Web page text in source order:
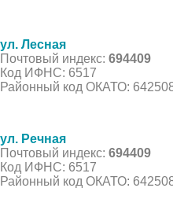
ул. Лесная
Почтовый индекс: 694409
Код ИФНС: 6517
Районный код ОКАТО:
ул. Речная
Почтовый индекс: 694409
Код ИФНС: 6517
Районный код ОКАТО: